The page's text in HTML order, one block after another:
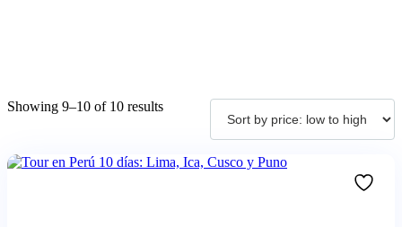
Showing 9–10 of 10 resultsSorted
low
to